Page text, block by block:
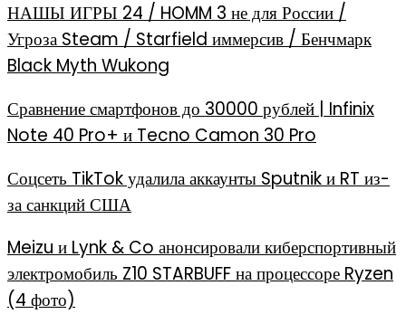
НАШЫ ИГРЫ 24 / HOMM 3 не для России /
Угроза Steam / Starfield иммерсив / Бенчмарк
Black Myth Wukong
Сравнение смартфонов до 30000 рублей | Infinix
Note 40 Pro+ и Tecno Camon 30 Pro
Соцсеть TikTok удалила аккаунты Sputnik и RT из-
за санкций США
Meizu и Lynk & Co анонсировали киберспортивный
электромобиль Z10 STARBUFF на процессоре Ryzen
(4 фото)